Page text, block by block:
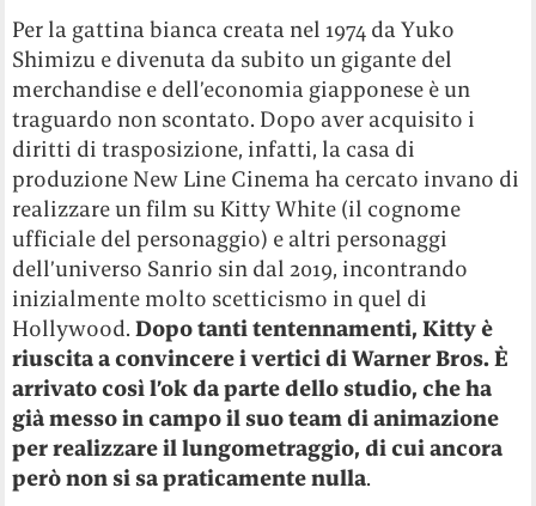
Per la gattina bianca creata nel 1974 da Yuko
Shimizu e divenuta da subito un gigante del
merchandise e dell’economia giapponese è un
traguardo non scontato. Dopo aver acquisito i
diritti di trasposizione, infatti, la casa di
produzione New Line Cinema ha cercato invano di
realizzare un film su Kitty White (il cognome
ufficiale del personaggio) e altri personaggi
dell’universo Sanrio sin dal 2019, incontrando
inizialmente molto scetticismo in quel di
Hollywood.Dopo tanti tentennamenti, Kitty è
riuscita a convincere i vertici di Warner Bros. È
arrivato così l’ok da parte dello studio, che ha
già messo in campo il suo team di animazione
per realizzare il lungometraggio, di cui ancora
però non si sa praticamente nulla.